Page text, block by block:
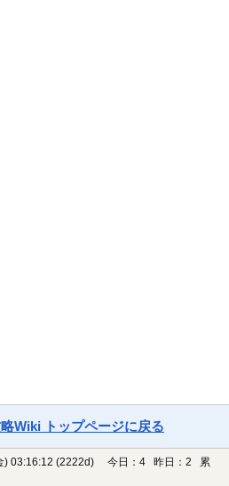
Wiki トップページに戻る
) 03:16:12 (2222d)
今日：4 昨日：2 累